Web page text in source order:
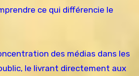
ce qui différencie le
des médias dans les
le livrant directement aux